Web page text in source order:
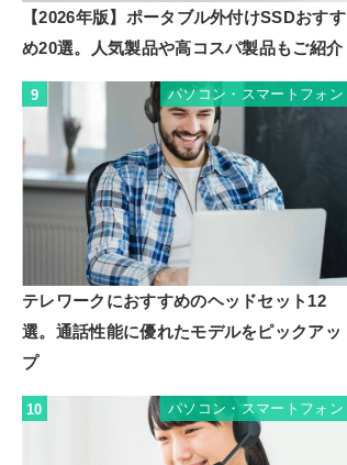
【2026年版】ポータブル外付けSSDおすす
め20選。人気製品や高コスパ製品もご紹介
9 パソコン・スマートフォン
テレワークにおすすめのヘッドセット12
選。通話性能に優れたモデルをピックアッ
プ
10 パソコン・スマートフォン